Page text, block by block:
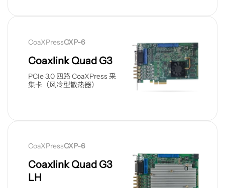
查
CoaXPressCXP-6
Coaxlink Quad G3
PCIe 3.0 四路 CoaXPress 采
集卡（风冷型散热器）
查
CoaXPressCXP-6
Coaxlink Quad G3
LH